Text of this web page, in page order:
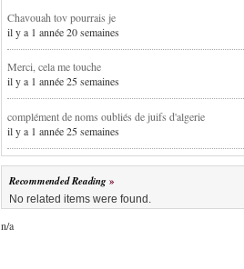
Chavouah tov pourrais je
il y a 1 année 20 semaines
Merci, cela me touche
il y a 1 année 25 semaines
complément de noms oubliés de juifs d'algerie
il y a 1 année 25 semaines
Recommended Reading
No related items were found.
n/a